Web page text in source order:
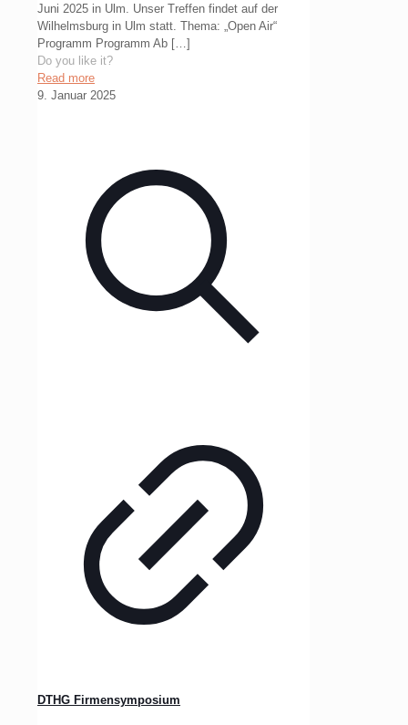
Juni 2025 in Ulm. Unser Treffen findet auf der
Wilhelmsburg in Ulm statt. Thema: „Open Air“
Programm Programm Ab […]
Do you like it?
Read more
9. Januar 2025
DTHG Firmensymposium